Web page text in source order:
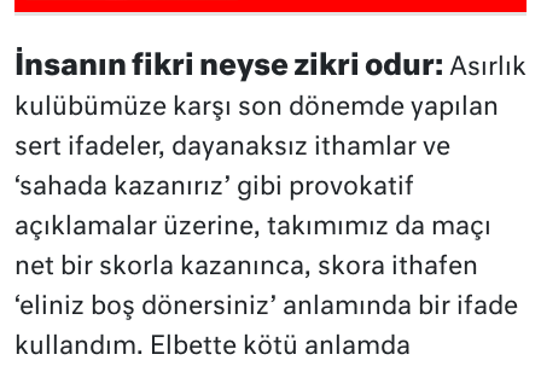
İnsanın fikri neyse zikri odur: Asırlık
kulübümüze karşı son dönemde yapılan
sert ifadeler, dayanaksız ithamlar ve
‘sahada kazanırız’ gibi provokatif
açıklamalar üzerine, takımımız da maçı
net bir skorla kazanınca, skora ithafen
‘eliniz boş dönersiniz’ anlamında bir ifade
kullandım. Elbette kötü anlamda